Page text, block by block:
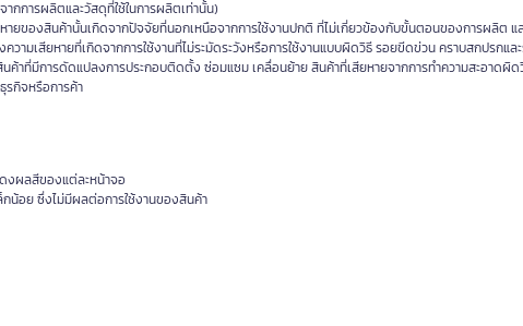
กการผลิตและวัสดุที่ใช้ในการผลิตเท่านั้น)
ยของสินค้านั้นเกิดจากปัจจัยที่นอกเหนือจากการใช้งานปกติ ที่ไม่เกี่ยวข้องกับขั้นตอนของการผลิต แ
มเสียหายที่เกิดจากการใช้งานที่ไม่ระมัดระวังหรือการใช้งานแบบผิดวิธี รอยขีดข่วน คราบสกปรกแล
ค้าที่มีการดัดแปลงการประกอบติดตั้ง ซ่อมแซม เคลื่อนย้าย สินค้าที่เสียหายจากการทำความสะอาดผิด
รกิจหรือการค้า
งผลสีของแต่ละหน้าจอ
น้อย ซึ่งไม่มีผลต่อการใช้งานของสินค้า